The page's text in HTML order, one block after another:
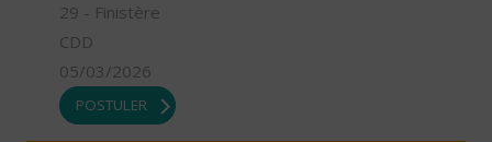
29 - Finistère
CDD
05/03/2026
POSTULER